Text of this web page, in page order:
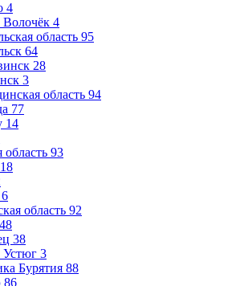
4
4
область 95
64
28
3
область 94
77
14
область 93
18
6
область 92
48
38
3
Бурятия 88
86